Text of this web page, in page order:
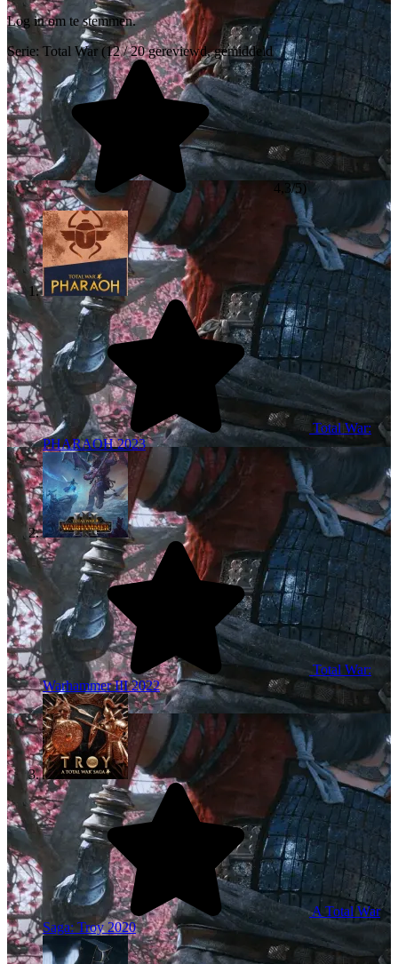
Log in om te stemmen.
Serie: Total War (12 / 20 gereviewd, gemiddeld
4,3/5)
Total War:
PHARAOH2023
Total War:
Warhammer III2022
A Total War
Saga: Troy 2020